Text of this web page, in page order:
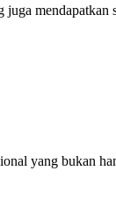
juga
yang bukan